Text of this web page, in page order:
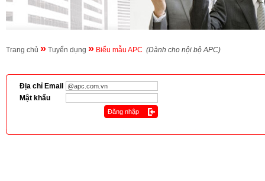
Trang chủ » Tuyển dụng » Biểu mẫu APC (Dành cho nội bộ APC)
Địa chỉ Email
Mật khẩu